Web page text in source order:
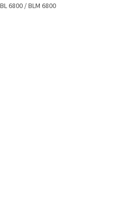
6800 / BLM 6800